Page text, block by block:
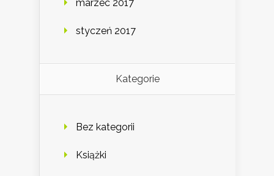
marzec 2017
styczeń 2017
Kategorie
Bez kategorii
Książki